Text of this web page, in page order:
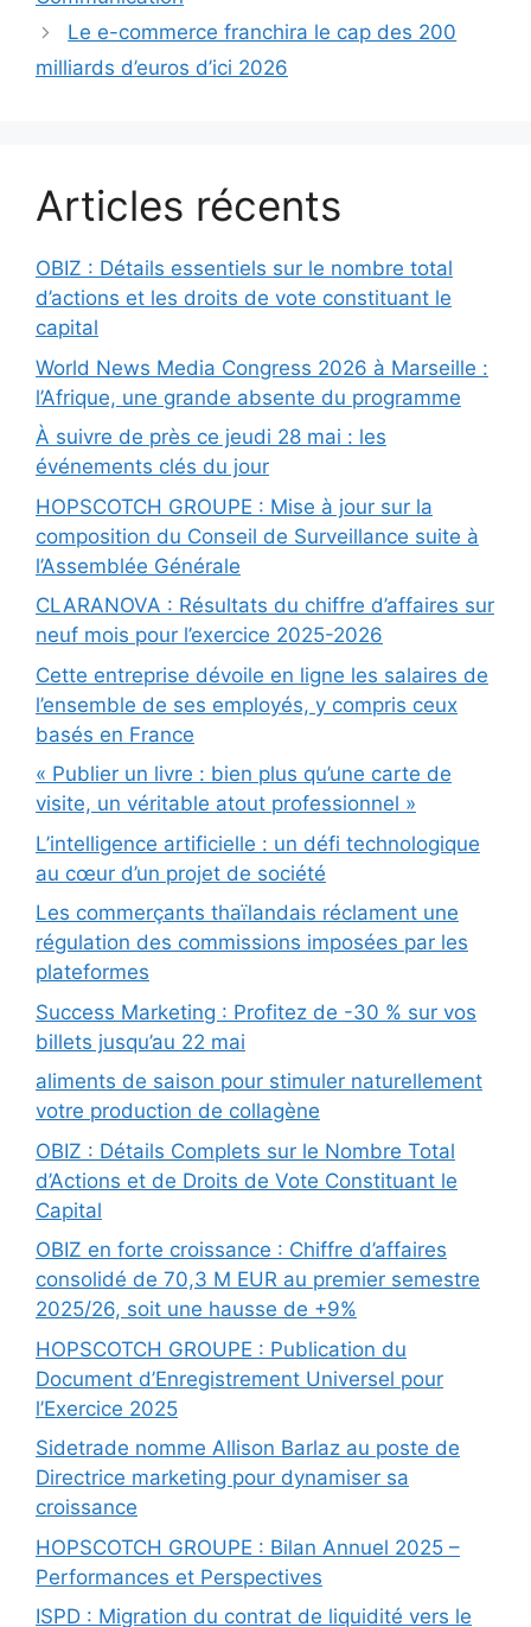
Le e-commerce franchira le cap des 200
milliards d’euros d’ici 2026
Articles récents
OBIZ : Détails essentiels sur le nombre total
d’actions et les droits de vote constituant le
capital
World News Media Congress 2026 à Marseille :
l’Afrique, une grande absente du programme
À suivre de près ce jeudi 28 mai : les
événements clés du jour
HOPSCOTCH GROUPE : Mise à jour sur la
composition du Conseil de Surveillance suite à
l’Assemblée Générale
CLARANOVA : Résultats du chiffre d’affaires sur
neuf mois pour l’exercice 2025-2026
Cette entreprise dévoile en ligne les salaires de
l’ensemble de ses employés, y compris ceux
basés en France
« Publier un livre : bien plus qu’une carte de
visite, un véritable atout professionnel »
L’intelligence artificielle : un défi technologique
au cœur d’un projet de société
Les commerçants thaïlandais réclament une
régulation des commissions imposées par les
plateformes
Success Marketing : Profitez de -30 % sur vos
billets jusqu’au 22 mai
aliments de saison pour stimuler naturellement
votre production de collagène
OBIZ : Détails Complets sur le Nombre Total
d’Actions et de Droits de Vote Constituant le
Capital
OBIZ en forte croissance : Chiffre d’affaires
consolidé de 70,3 M EUR au premier semestre
2025/26, soit une hausse de +9%
HOPSCOTCH GROUPE : Publication du
Document d’Enregistrement Universel pour
l’Exercice 2025
Sidetrade nomme Allison Barlaz au poste de
Directrice marketing pour dynamiser sa
croissance
HOPSCOTCH GROUPE : Bilan Annuel 2025 –
Performances et Perspectives
ISPD : Migration du contrat de liquidité vers le